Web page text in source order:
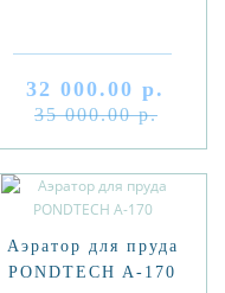
32 000.00 р.
35 000.00 р.
Аэратор для пруда
PONDTECH A-170